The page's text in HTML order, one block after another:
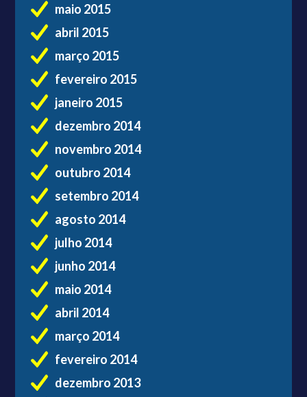
maio 2015
abril 2015
março 2015
fevereiro 2015
janeiro 2015
dezembro 2014
novembro 2014
outubro 2014
setembro 2014
agosto 2014
julho 2014
junho 2014
maio 2014
abril 2014
março 2014
fevereiro 2014
dezembro 2013